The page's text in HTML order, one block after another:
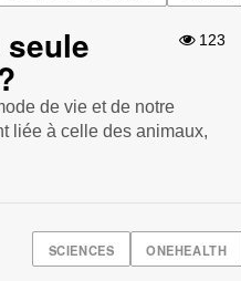
123
de vie et de notre
liée à celle des animaux,
SCIENCES ONEHEALTH